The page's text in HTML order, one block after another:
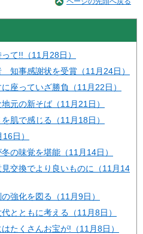
て!!（11月28日）
知事感謝状を受賞（11月24日）
座っていざ勝負（11月22日）
元の新そば（11月21日）
肌で感じる（11月18日）
日）
の味覚を堪能（11月14日）
交換でより良いものに（11月14
強化を図る（11月9日）
とともに考える（11月8日）
たくさんお宝が!（11月8日）